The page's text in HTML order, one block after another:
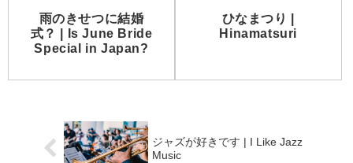
雨のきせつに結婚
式？ | Is June Bride
Special in Japan?
ひなまつり |
Hinamatsuri
ジャズが好きです | I Like Jazz
Music